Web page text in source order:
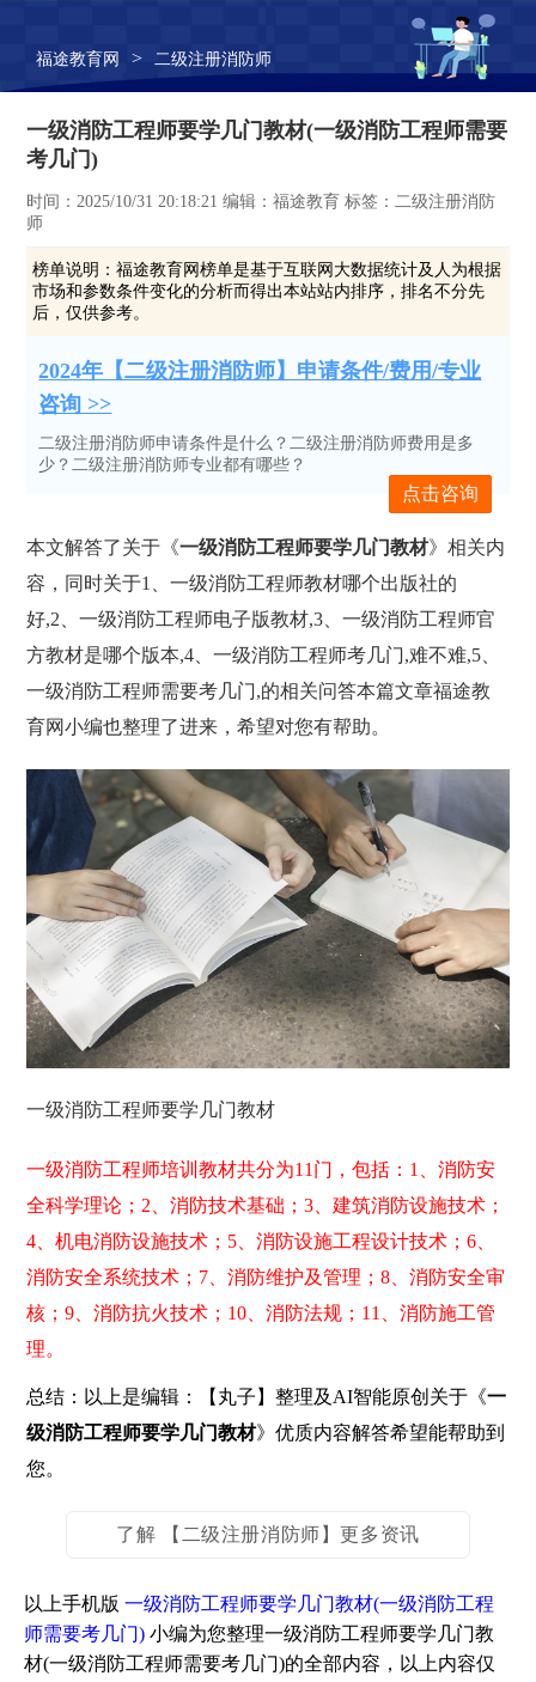
福途教育网 > 二级注册消防师
一级消防工程师要学几门教材(一级消防工程师需要
考几门)
时间：2025/10/31 20:18:21 编辑：福途教育 标签：二级注册消防
师
榜单说明：福途教育网榜单是基于互联网大数据统计及人为根据
市场和参数条件变化的分析而得出本站站内排序，排名不分先
后，仅供参考。
2024年【二级注册消防师】申请条件/费用/专业
咨询 >>
二级注册消防师申请条件是什么？二级注册消防师费用是多
少？二级注册消防师专业都有哪些？
点击咨询
本文解答了关于《一级消防工程师要学几门教材》相关内
容，同时关于1、一级消防工程师教材哪个出版社的
好,2、一级消防工程师电子版教材,3、一级消防工程师官
方教材是哪个版本,4、一级消防工程师考几门,难不难,5、
一级消防工程师需要考几门,的相关问答本篇文章福途教
育网小编也整理了进来，希望对您有帮助。
一级消防工程师要学几门教材
一级消防工程师培训教材共分为11门，包括：1、消防安
全科学理论；2、消防技术基础；3、建筑消防设施技术；
4、机电消防设施技术；5、消防设施工程设计技术；6、
消防安全系统技术；7、消防维护及管理；8、消防安全审
核；9、消防抗火技术；10、消防法规；11、消防施工管
理。
总结：以上是编辑：【丸子】整理及AI智能原创关于《一
级消防工程师要学几门教材》优质内容解答希望能帮助到
您。
了解 【二级注册消防师】更多资讯
以上手机版 一级消防工程师要学几门教材(一级消防工程
师需要考几门) 小编为您整理一级消防工程师要学几门教
材(一级消防工程师需要考几门)的全部内容，以上内容仅